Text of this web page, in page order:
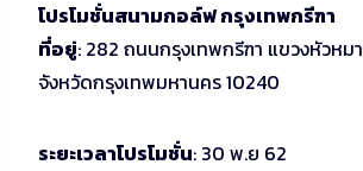
โปรโมชั่นสนามกอล์ฟ กรุงเทพกรีฑา
ที่อยู่: 282 ถนนกรุงเทพกรีฑา แขวงหัวหม
จังหวัดกรุงเทพมหานคร 10240
ระยะเวลาโปรโมชั่น: 30 พ.ย 62